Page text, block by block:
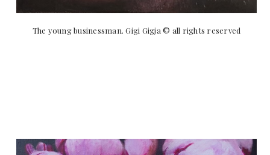
The young businessman. Gigi Gigja © all rights reserved